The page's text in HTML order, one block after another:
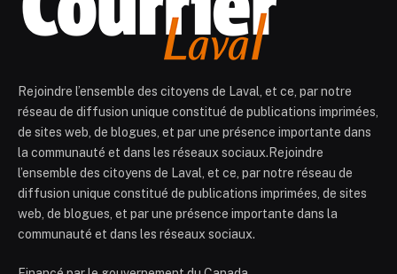
Rejoindre l’ensemble des citoyens de Laval, et ce, par notre
réseau de diffusion unique constitué de publications imprimées,
de sites web, de blogues, et par une présence importante dans
la communauté et dans les réseaux sociaux.Rejoindre
l’ensemble des citoyens de Laval, et ce, par notre réseau de
diffusion unique constitué de publications imprimées, de sites
web, de blogues, et par une présence importante dans la
communauté et dans les réseaux sociaux.